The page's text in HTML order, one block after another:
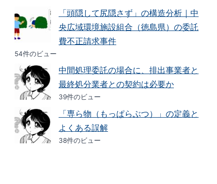
「頭隠して尻隠さず」の構造分析｜中
央広域環境施設組合（徳島県）の委託
費不正請求事件
54件のビュー
中間処理委託の場合に、排出事業者と
最終処分業者との契約は必要か
39件のビュー
「専ら物（もっぱらぶつ）」の定義と
よくある誤解
38件のビュー